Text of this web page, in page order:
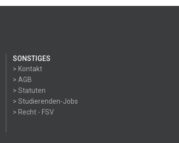
SONSTIGES
> Kontakt
> AGB
> Statuten
> Studierenden-Jobs
> Recht - FSV